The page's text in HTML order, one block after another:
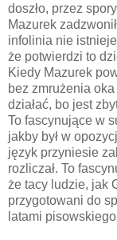
doszło, przez
Mazurek
infolinia nie
że potwierdzi to
Kiedy Mazurek
bez zmrużenia
działać, bo jest
To fascynujące w
jakby był w
język przyniesie
rozliczał. To
że tacy ludzie, jak
przygotowani do
latami